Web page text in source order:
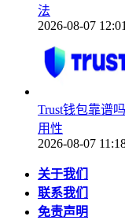
法
2026-08-07
Trust钱包靠谱
用性
2026-08-07
关于我们
联系我们
免责声明